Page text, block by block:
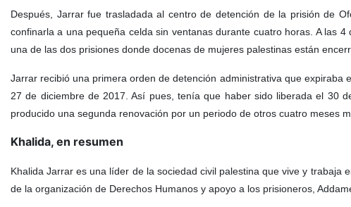
Después, Jarrar fue trasladada al centro de detención de la prisión de
confinarla a una pequeña celda sin ventanas durante cuatro horas. A las
una de las dos prisiones donde docenas de mujeres palestinas están
Jarrar recibió una primera orden de detención administrativa que
27 de diciembre de 2017. Así pues, tenía que haber sido liberada el 30
producido una segunda renovación por un periodo de otros cuatro meses
Khalida, en resumen
Khalida Jarrar es una líder de la sociedad civil palestina que vive y
de la organización de Derechos Humanos y apoyo a los prisioneros,